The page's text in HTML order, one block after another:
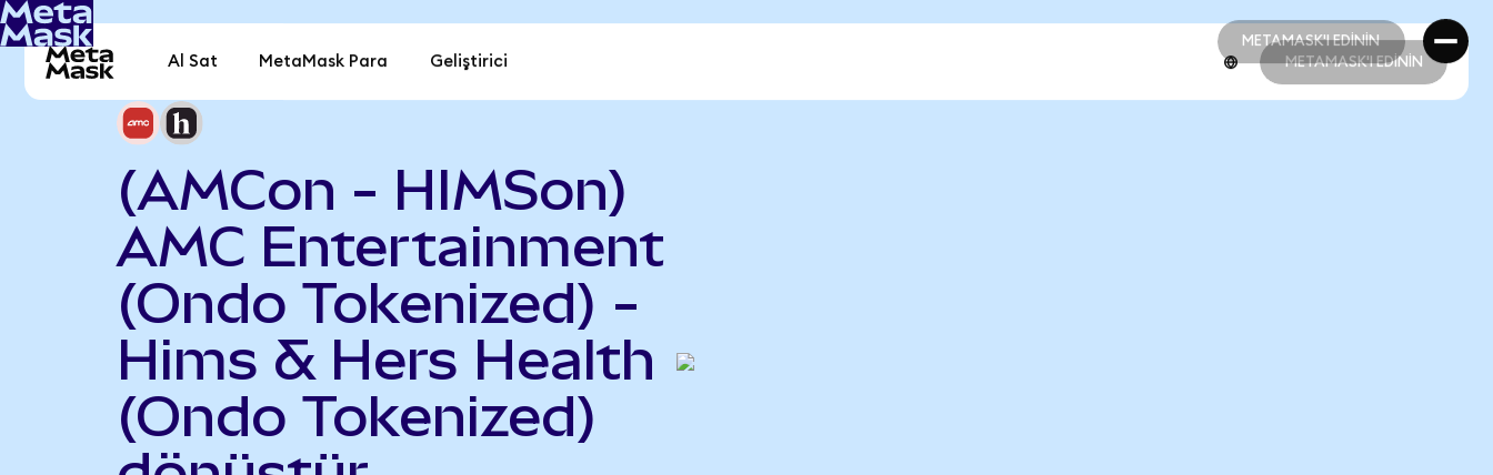
METAMASK'I EDİNİN
METAMASK'I EDİNİN
Al Sat MetaMask Para Geliştirici METAMASK'I EDİNİN
(AMCon - HIMSon)
AMC Entertainment
(Ondo Tokenized) -
Hims & Hers Health
(Ondo Tokenized)